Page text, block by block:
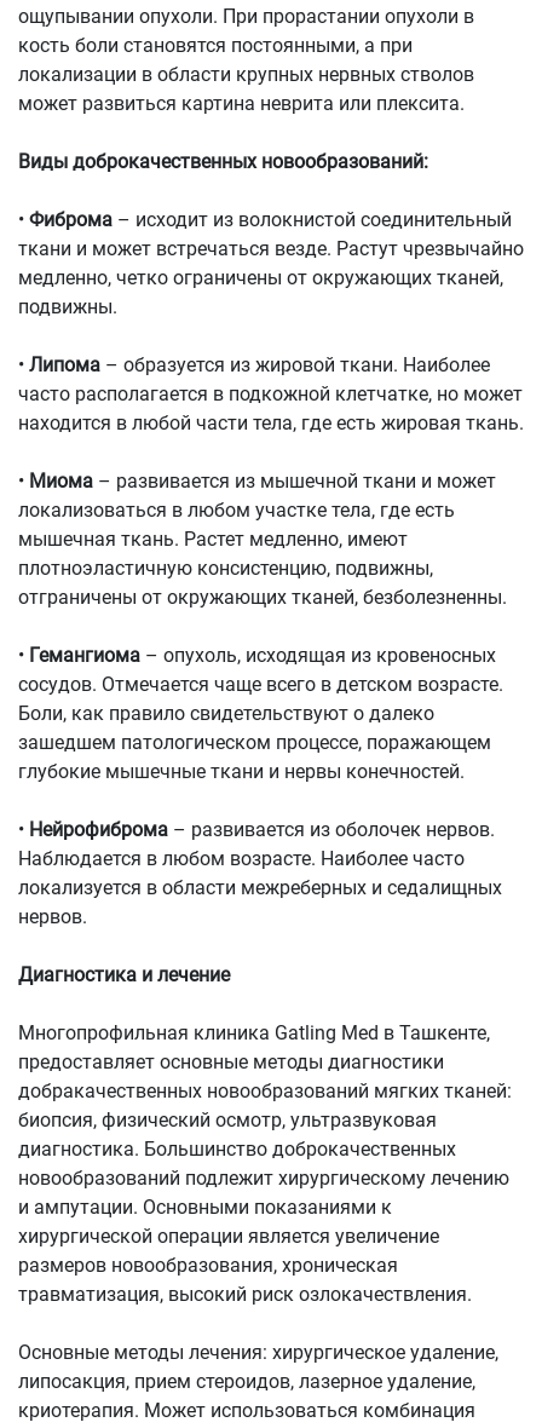
ощупывании опухоли. При прорастании опухоли в
кость боли становятся постоянными, а при
локализации в области крупных нервных стволов
может развиться картина неврита или плексита.
Виды доброкачественных новообразований:
• Фиброма – исходит из волокнистой соединительный
ткани и может встречаться везде. Растут чрезвычайно
медленно, четко ограничены от окружающих тканей,
подвижны.
• Липома – образуется из жировой ткани. Наиболее
часто располагается в подкожной клетчатке, но может
находится в любой части тела, где есть жировая ткань.
• Миома – развивается из мышечной ткани и может
локализоваться в любом участке тела, где есть
мышечная ткань. Растет медленно, имеют
плотноэластичную консистенцию, подвижны,
отграничены от окружающих тканей, безболезненны.
• Гемангиома – опухоль, исходящая из кровеносных
сосудов. Отмечается чаще всего в детском возрасте.
Боли, как правило свидетельствуют о далеко
зашедшем патологическом процессе, поражающем
глубокие мышечные ткани и нервы конечностей.
• Нейрофиброма – развивается из оболочек нервов.
Наблюдается в любом возрасте. Наиболее часто
локализуется в области межреберных и седалищных
нервов.
Диагностика и лечение
Многопрофильная клиника Gatling Med в Ташкенте,
предоставляет основные методы диагностики
добракачественных новообразований мягких тканей:
биопсия, физический осмотр, ультразвуковая
диагностика. Большинство доброкачественных
новообразований подлежит хирургическому лечению
и ампутации. Основными показаниями к
хирургической операции является увеличение
размеров новообразования, хроническая
травматизация, высокий риск озлокачествления.
Основные методы лечения: хирургическое удаление,
липосакция, прием стероидов, лазерное удаление,
криотерапия. Может использоваться комбинация